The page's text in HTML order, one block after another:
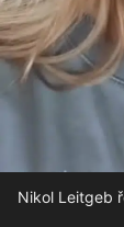
Nikol Leitgeb